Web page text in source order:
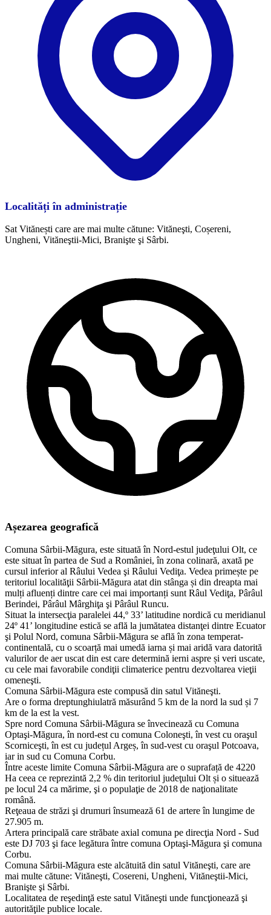
Localități în administrație
Sat Vitănești care are mai multe cătune: Vităneşti, Coșereni,
Ungheni, Vităneştii-Mici, Branişte şi Sârbi.
Așezarea geografică
Comuna Sârbii-Măgura, este situată în Nord-estul judeţului Olt, ce
este situat în partea de Sud a României, în zona colinară, axată pe
cursul inferior al Râului Vedea şi Râului Vediţa. Vedea primește pe
teritoriul localităţii Sârbii-Măgura atat din stânga și din dreapta mai
mulți afluenți dintre care cei mai importanți sunt Râul Vediţa, Pârâul
Berindei, Pârâul Mârghiţa şi Pârâul Runcu.
Situat la intersecţia paralelei 44,º 33’ latitudine nordică cu meridianul
24º 41’ longitudine estică se află la jumătatea distanţei dintre Ecuator
şi Polul Nord, comuna Sârbii-Măgura se află în zona temperat-
continentală, cu o scoarță mai umedă iarna și mai aridă vara datorită
valurilor de aer uscat din est care determină ierni aspre și veri uscate,
cu cele mai favorabile condiţii climaterice pentru dezvoltarea vieţii
omeneşti.
Comuna Sârbii-Măgura este compusă din satul Vităneşti.
Are o forma dreptunghiulatră măsurând 5 km de la nord la sud și 7
km de la est la vest.
Spre nord Comuna Sârbii-Măgura se învecinează cu Comuna
Optaşi-Măgura, în nord-est cu comuna Coloneşti, în vest cu oraşul
Scorniceşti, în est cu județul Argeș, în sud-vest cu oraşul Potcoava,
iar in sud cu Comuna Corbu.
Între aceste limite Comuna Sârbii-Măgura are o suprafață de 4220
Ha ceea ce reprezintă 2,2 % din teritoriul judeţului Olt și o situează
pe locul 24 ca mărime, şi o populaţie de 2018 de naţionalitate
română.
Reţeaua de străzi şi drumuri însumează 61 de artere în lungime de
27.905 m.
Artera principală care străbate axial comuna pe direcţia Nord - Sud
este DJ 703 şi face legătura între comuna Optaşi-Măgura şi comuna
Corbu.
Comuna Sârbii-Măgura este alcătuită din satul Vităneşti, care are
mai multe cătune: Vităneşti, Cosereni, Ungheni, Vităneştii-Mici,
Branişte şi Sârbi.
Localitatea de reşedinţă este satul Vităneşti unde funcţionează şi
autorităţile publice locale.